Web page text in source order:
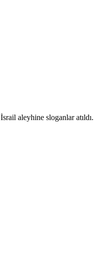
aleyhine sloganlar atıldı.